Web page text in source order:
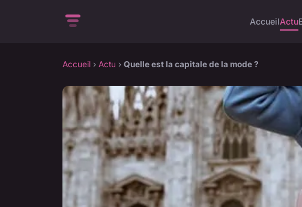
AccueilActu
Accueil › Actu › Quelle est la capitale de la mode ?